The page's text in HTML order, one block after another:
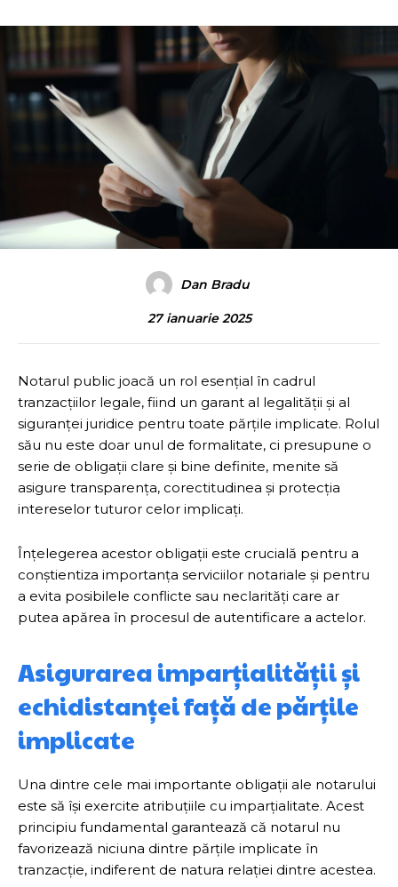
Dan Bradu
27 ianuarie 2025
Notarul public joacă un rol esențial în cadrul
tranzacțiilor legale, fiind un garant al legalității și al
siguranței juridice pentru toate părțile implicate. Rolul
său nu este doar unul de formalitate, ci presupune o
serie de obligații clare și bine definite, menite să
asigure transparența, corectitudinea și protecția
intereselor tuturor celor implicați.
Înțelegerea acestor obligații este crucială pentru a
conștientiza importanța serviciilor notariale și pentru
a evita posibilele conflicte sau neclarități care ar
putea apărea în procesul de autentificare a actelor.
Asigurarea imparțialității și
echidistanței față de părțile
implicate
Una dintre cele mai importante obligații ale notarului
este să își exercite atribuțiile cu imparțialitate. Acest
principiu fundamental garantează că notarul nu
favorizează niciuna dintre părțile implicate în
tranzacție, indiferent de natura relației dintre acestea.